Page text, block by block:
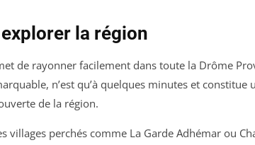
la région
de rayonner facilement dans toute la Drôme
n’est qu’à quelques minutes et constitue
de la région.
villages perchés comme La Garde Adhémar ou